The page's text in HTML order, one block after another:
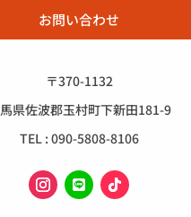
お問い合わせ
〒370-1132
県佐波郡玉村町下新田181-9
TEL : 090-5808-8106